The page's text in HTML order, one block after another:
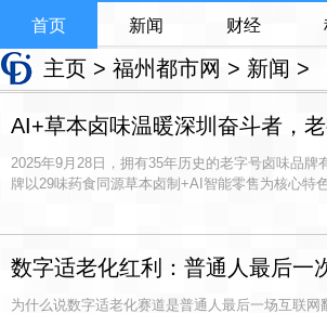
首页 新闻 财经
主页 > 福州都市网 > 新闻 >
AI+草本卤味温暖深圳奋斗者，
2025年9月28日，拥有35年历史的老字号卤味品
牌以29味药食同源草本卤制+AI智能零售为核心
数字适老化红利：普通人最后一
为什么说数字适老化赛道是普通人最后一场互联